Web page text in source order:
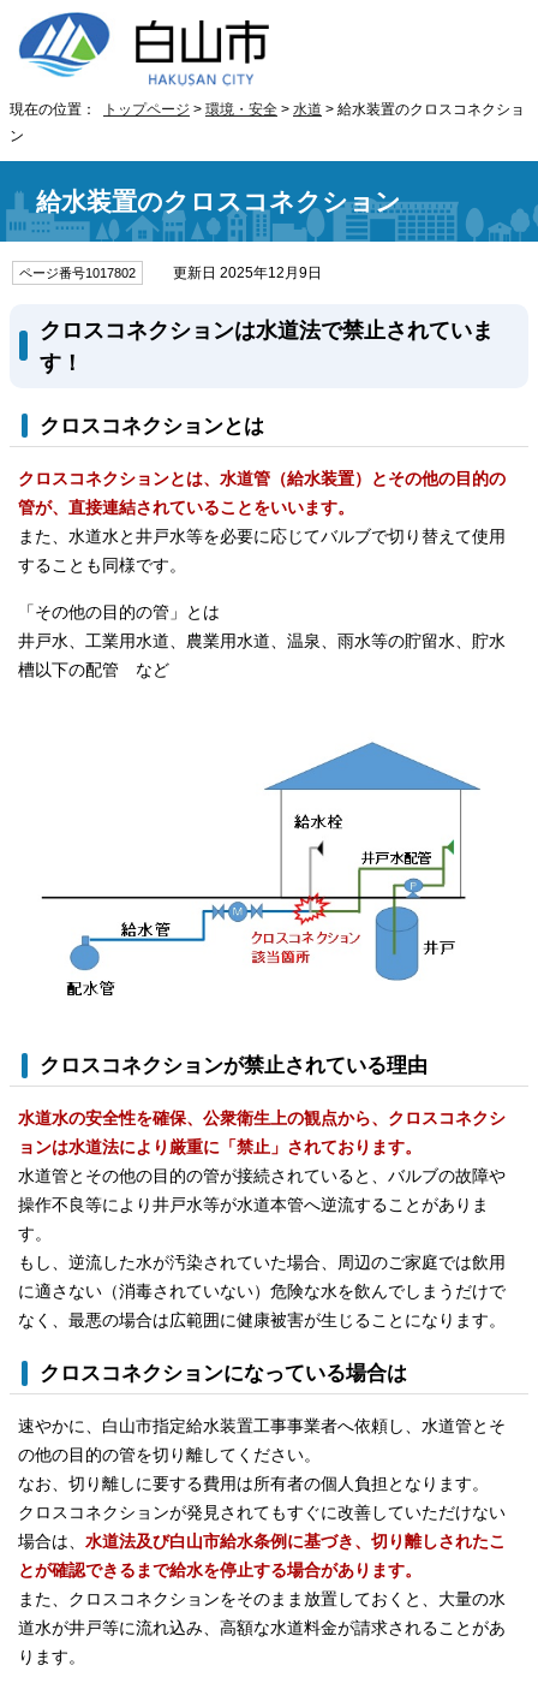
現在の位置： トップページ > 環境・安全 > 水道 > 給水装置のクロスコネクショ
ン
給水装置のクロスコネクション
ページ番号1017802 更新日 2025年12月9日
クロスコネクションは水道法で禁止されていま
す！
クロスコネクションとは
クロスコネクションとは、水道管（給水装置）とその他の目的の
管が、直接連結されていることをいいます。
また、水道水と井戸水等を必要に応じてバルブで切り替えて使用
することも同様です。
「その他の目的の管」とは
井戸水、工業用水道、農業用水道、温泉、雨水等の貯留水、貯水
槽以下の配管 など
クロスコネクションが禁止されている理由
水道水の安全性を確保、公衆衛生上の観点から、クロスコネクシ
ョンは水道法により厳重に「禁止」されております。
水道管とその他の目的の管が接続されていると、バルブの故障や
操作不良等により井戸水等が水道本管へ逆流することがありま
す。
もし、逆流した水が汚染されていた場合、周辺のご家庭では飲用
に適さない（消毒されていない）危険な水を飲んでしまうだけで
なく、最悪の場合は広範囲に健康被害が生じることになります。
クロスコネクションになっている場合は
速やかに、白山市指定給水装置工事事業者へ依頼し、水道管とそ
の他の目的の管を切り離してください。
なお、切り離しに要する費用は所有者の個人負担となります。
クロスコネクションが発見されてもすぐに改善していただけない
場合は、 水道法及び白山市給水条例に基づき、切り離しされたこ
とが確認できるまで給水を停止する場合があります。
また、クロスコネクションをそのまま放置しておくと、大量の水
道水が井戸等に流れ込み、高額な水道料金が請求されることがあ
ります。